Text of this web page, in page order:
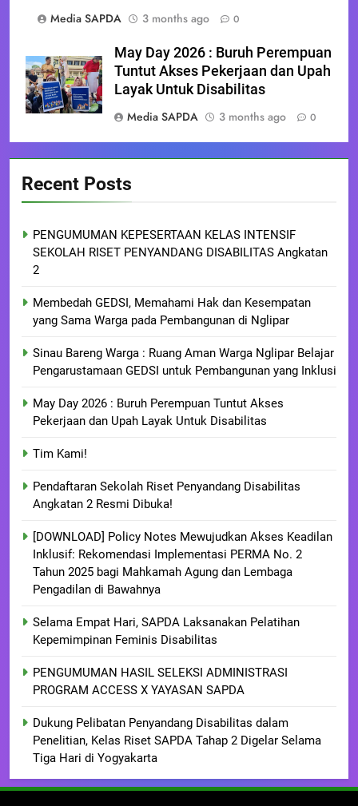
Media SAPDA
3 months ago 0
May Day 2026 : Buruh Perempuan
Tuntut Akses Pekerjaan dan Upah
Layak Untuk Disabilitas
Media SAPDA
3 months ago 0
Recent Posts
PENGUMUMAN KEPESERTAAN KELAS INTENSIF
SEKOLAH RISET PENYANDANG DISABILITAS Angkatan
2
Membedah GEDSI, Memahami Hak dan Kesempatan
yang Sama Warga pada Pembangunan di Nglipar
Sinau Bareng Warga : Ruang Aman Warga Nglipar Belajar
Pengarustamaan GEDSI untuk Pembangunan yang Inklusi
May Day 2026 : Buruh Perempuan Tuntut Akses
Pekerjaan dan Upah Layak Untuk Disabilitas
Tim Kami!
Pendaftaran Sekolah Riset Penyandang Disabilitas
Angkatan 2 Resmi Dibuka!
[DOWNLOAD] Policy Notes Mewujudkan Akses Keadilan
Inklusif: Rekomendasi Implementasi PERMA No. 2
Tahun 2025 bagi Mahkamah Agung dan Lembaga
Pengadilan di Bawahnya
Selama Empat Hari, SAPDA Laksanakan Pelatihan
Kepemimpinan Feminis Disabilitas
PENGUMUMAN HASIL SELEKSI ADMINISTRASI
PROGRAM ACCESS X YAYASAN SAPDA
Dukung Pelibatan Penyandang Disabilitas dalam
Penelitian, Kelas Riset SAPDA Tahap 2 Digelar Selama
Tiga Hari di Yogyakarta